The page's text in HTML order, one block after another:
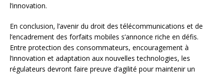
l’innovation.
En conclusion, l’avenir du droit des télécommunications et de
l’encadrement des forfaits mobiles s’annonce riche en défis.
Entre protection des consommateurs, encouragement à
l’innovation et adaptation aux nouvelles technologies, les
régulateurs devront faire preuve d’agilité pour maintenir un